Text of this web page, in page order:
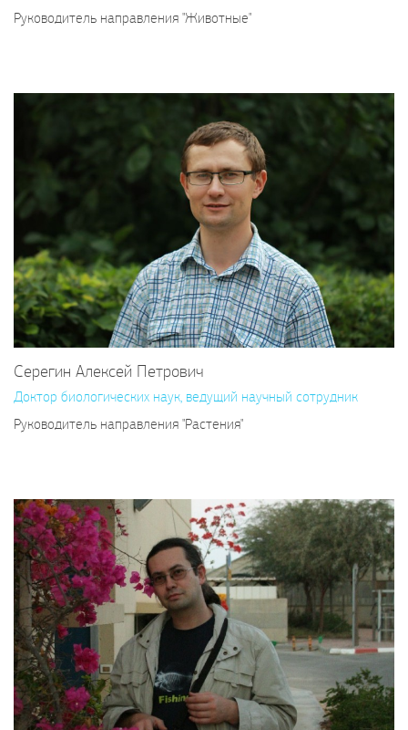
Руководитель направления "Животные"
Серегин Алексей Петрович
Доктор биологических наук, ведущий научный сотрудник
Руководитель направления "Растения"